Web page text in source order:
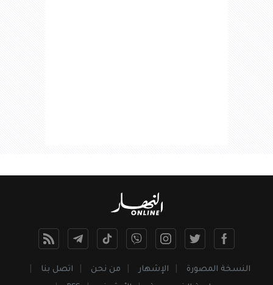
النسخة المصورة الإشهار من نحن
اتصل بنا